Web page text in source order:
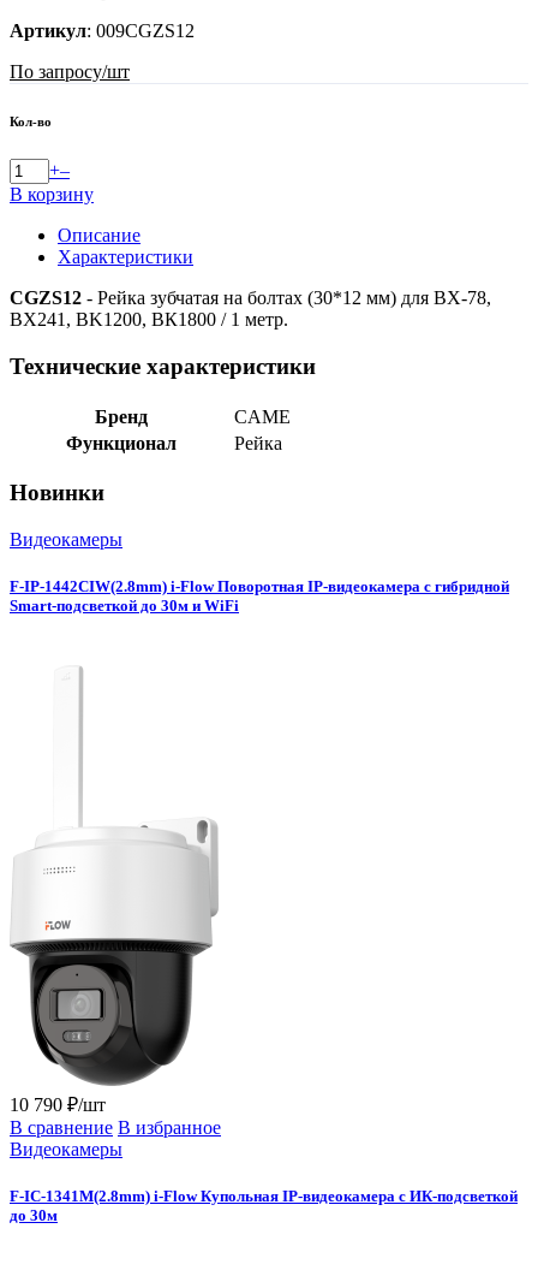
Артикул: 009CGZS12
По запросу/шт
Кол-во
+–
В корзину
Описание
Характеристики
CGZS12 - Рейка зубчатая на болтах (30*12 мм) для BX-78,
BX241, BK1200, BК1800 / 1 метр.
Технические характеристики
Бренд
CAME
Функционал
Рейка
Новинки
Видеокамеры
F-IP-1442CIW(2.8mm) i-Flow Поворотная IP-видеокамера с гибридной
Smart-подсветкой до 30м и WiFi
10 790 ₽/шт
В сравнение В избранное
Видеокамеры
F-IC-1341M(2.8mm) i-Flow Купольная IP-видеокамера с ИК-подсветкой
до 30м